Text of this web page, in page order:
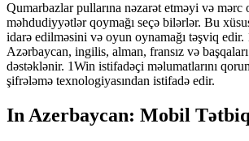
Qumarbazlar pullarına nəzarət etməyi və mərc
məhdudiyyətlər qoymağı seçə bilərlər. Bu
idarə edilməsini və oyun oynamağı təşviq edir.
Azərbaycan, ingilis, alman, fransız və
dəstəklənir. 1Win istifadəçi məlumatlarını
şifrələmə texnologiyasından istifadə edir.
In Azerbaycan: Mobil Tətbiq